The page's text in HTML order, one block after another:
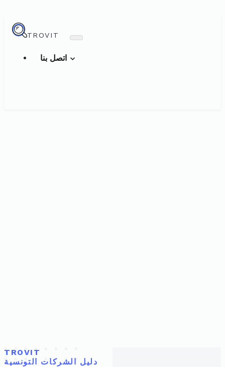
TROVIT
TROVIT
دليل الشركات التونسية